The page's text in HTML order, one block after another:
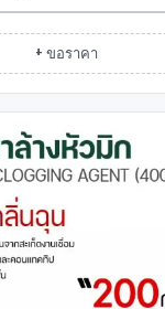
+ ขอราคา